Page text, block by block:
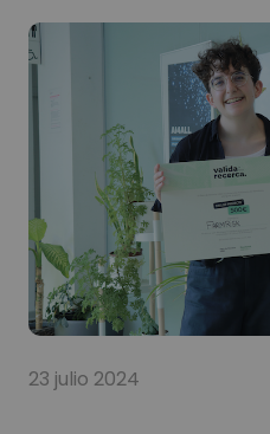
23 julio 2024